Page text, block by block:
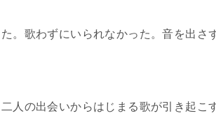
。歌わずにいられなかった。音を出さ
人の出会いからはじまる歌が引き起こ